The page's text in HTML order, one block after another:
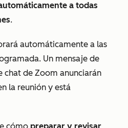
a todas
.
automáticamente a las
Un mensaje de
chat de Zoom anunciarán
la reunión y está